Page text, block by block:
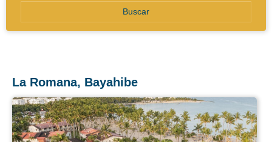
Buscar
La Romana, Bayahibe